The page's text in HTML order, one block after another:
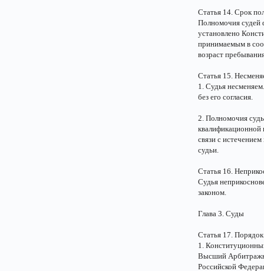
Статья 14. Срок
Полномочия судей
установлено
принимаемым в
возраст
Статья 15.
1. Судья
без его согласия.
2. Полномочия
квалификационной
связи с
судьи.
Статья 16.
Судья
законом.
Глава 3. Суды
Статья 17.
1.
Высший
Российской